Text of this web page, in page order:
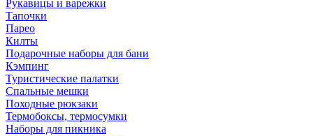
Рукавицы и варежки
Тапочки
Парео
Килты
Подарочные наборы для бани
Кэмпинг
Туристические палатки
Спальные мешки
Походные рюкзаки
Термобоксы, термосумки
Наборы для пикника